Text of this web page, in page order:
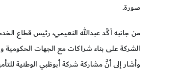
صورة.
من جانبه أكَّد عبدالله النعيمي، رئيس قطاع
الشركة على بناء شراكات مع الجهات الحكومية
وأشار إلى أنَّ مشاركة شركة أبوظبي الوطنية